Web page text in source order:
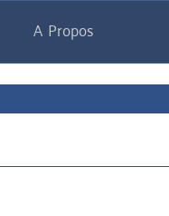
A Propos